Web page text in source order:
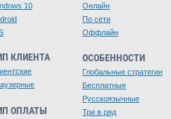
10
КЛИЕНТА
ОПЛАТЫ
Онлайн
По сети
Оффлайн
ОСОБЕННОСТИ
Глобальные стратегии
Бесплатные
Русскоязычные
Три в ряд